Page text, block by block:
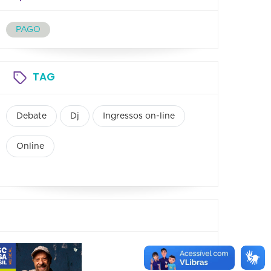
PAGO
TAG
Debate Dj Ingressos on-line
Online
Show: João